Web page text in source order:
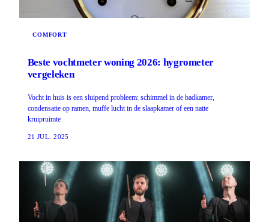
COMFORT
Beste vochtmeter woning 2026: hygrometer
vergeleken
Vocht in huis is een sluipend probleem: schimmel in de badkamer,
condensatie op ramen, muffe lucht in de slaapkamer of een natte
kruipruimte
21 JUL. 2025